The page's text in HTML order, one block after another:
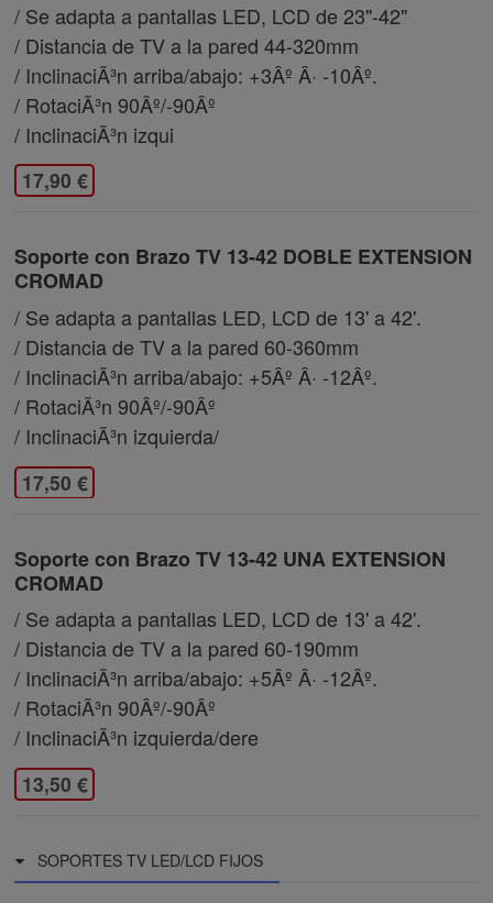
/ Se adapta a pantallas LED, LCD de 23"-42"
/ Distancia de TV a la pared 44-320mm
/ InclinaciÃ³n arriba/abajo: +3Âº Â· -10Âº.
/ RotaciÃ³n 90Âº/-90Âº
/ InclinaciÃ³n izqui
17,90 €
Soporte con Brazo TV 13-42 DOBLE EXTENSION
CROMAD
/ Se adapta a pantallas LED, LCD de 13' a 42'.
/ Distancia de TV a la pared 60-360mm
/ InclinaciÃ³n arriba/abajo: +5Âº Â· -12Âº.
/ RotaciÃ³n 90Âº/-90Âº
/ InclinaciÃ³n izquierda/
17,50 €
Soporte con Brazo TV 13-42 UNA EXTENSION
CROMAD
/ Se adapta a pantallas LED, LCD de 13' a 42'.
/ Distancia de TV a la pared 60-190mm
/ InclinaciÃ³n arriba/abajo: +5Âº Â· -12Âº.
/ RotaciÃ³n 90Âº/-90Âº
/ InclinaciÃ³n izquierda/dere
13,50 €
SOPORTES TV LED/LCD FIJOS